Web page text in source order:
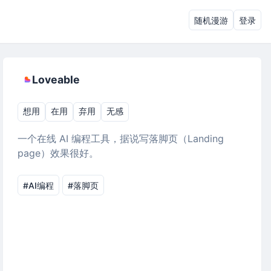
随机漫游 登录
Loveable
想用 在用 弃用 无感
一个在线 AI 编程工具，据说写落脚页（Landing
page）效果很好。
#AI编程 #落脚页